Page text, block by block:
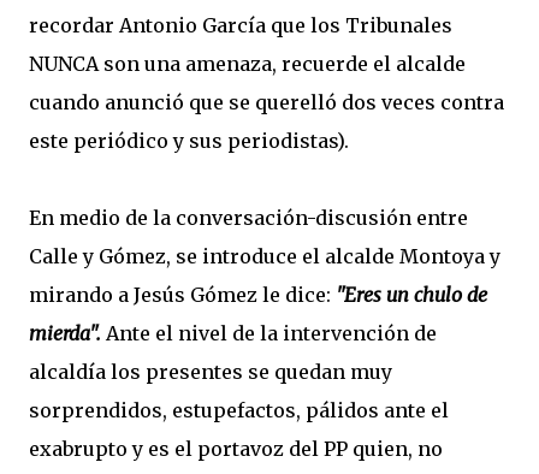
recordar Antonio García que los Tribunales
NUNCA son una amenaza, recuerde el alcalde
cuando anunció que se querelló dos veces contra
este periódico y sus periodistas).
En medio de la conversación-discusión entre
Calle y Gómez, se introduce el alcalde Montoya y
mirando a Jesús Gómez le dice: "Eres un chulo de
mierda". Ante el nivel de la intervención de
alcaldía los presentes se quedan muy
sorprendidos, estupefactos, pálidos ante el
exabrupto y es el portavoz del PP quien, no